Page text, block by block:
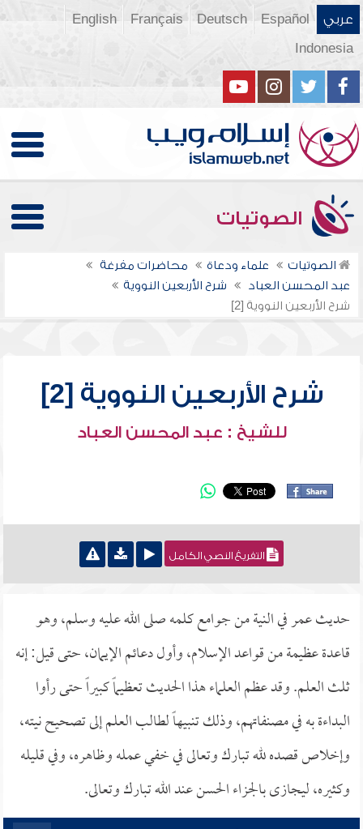
عربي Español
Deutsch
Français
English
Indonesia
الصوتيات
الصوتيات علماء ودعاة
محاضرات مفرغة
عبد المحسن العباد
شرح الأربعين النووية
شرح الأربعين النووية [2]
شرح الأربعين النووية [2]
للشيخ : عبد المحسن العباد
التفريغ النصي الكامل
حديث عمر في النية من جوامع كلمه صلى الله عليه وسلم، وهو
قاعدة عظيمة من قواعد الإسلام، وأول دعائم الإيمان، حتى قيل: إنه
ثلث العلم. وقد عظم العلماء هذا الحديث تعظيماً كبيراً حتى رأوا
البداءة به في مصنفاتهم، وذلك تنبيهاً لطالب العلم إلى تصحيح نيته،
وإخلاص قصده لله تبارك وتعالى في خفي عمله وظاهره، وفي قليله
وكثيره، ليجازى بالجزاء الحسن عند الله تبارك وتعالى.